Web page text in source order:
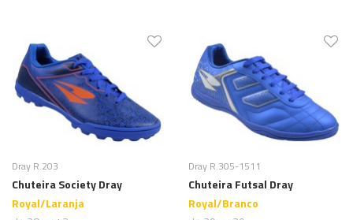
Comprar
Dray R.203
Chuteira Society Dray
Royal/Laranja
Comprar
Dray R.305-1511
Chuteira Futsal Dray
Royal/Branco